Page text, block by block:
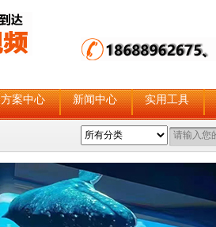
方案中心 新闻中心 实用工具